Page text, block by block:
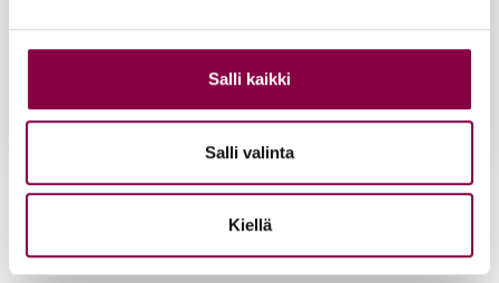
Salli kaikki
Salli valinta
Kiellä
Iloi­set Var­paat -hal­kea­ma­voi­de 75 ml